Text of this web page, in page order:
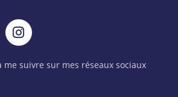
me suivre sur mes réseaux sociaux